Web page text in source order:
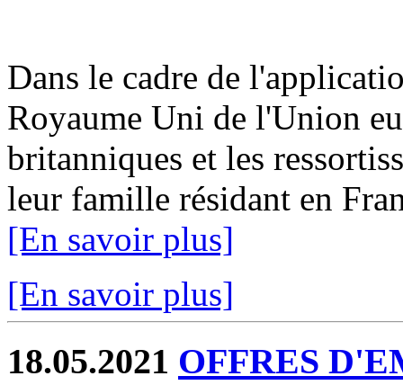
Dans le cadre de
Royaume Uni de l'Union
britanniques et les
leur famille résidant en
[En savoir plus]
[En savoir plus]
18.05.2021 OFFRES